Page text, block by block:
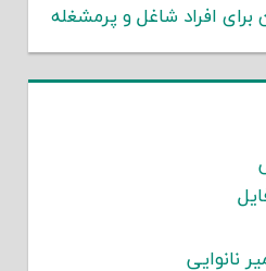
برای افراد شاغل و پرمشغله
نانوایی